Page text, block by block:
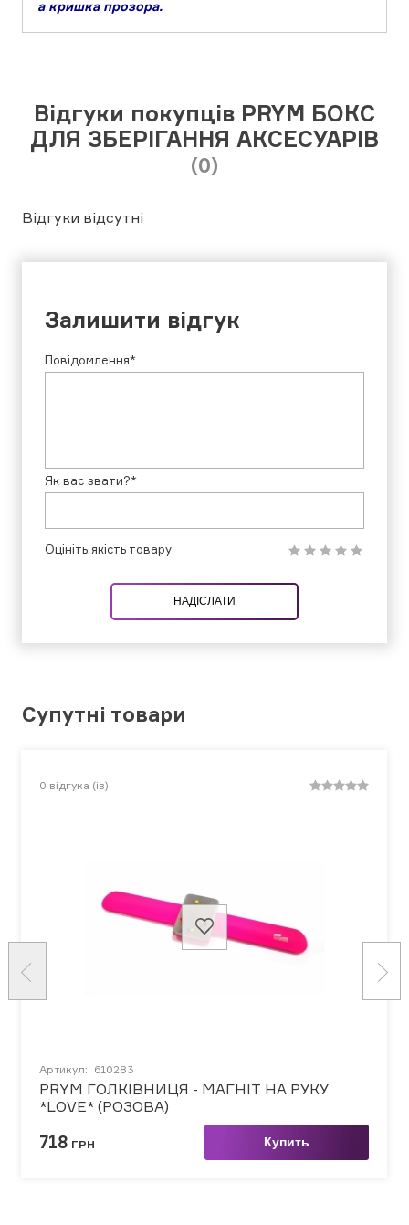
а кришка прозора.
Відгуки покупців PRYM БОКС
ДЛЯ ЗБЕРІГАННЯ АКСЕСУАРІВ
(0)
Відгуки відсутні
Залишити відгук
Повідомлення*
Як вас звати?*
Оцініть якість товару
НАДІСЛАТИ
Супутні товари
0 відгука (ів)
Артикул: 610283
PRYM ГОЛКІВНИЦЯ - МАГНІТ НА РУКУ
*LOVE* (РОЗОВА)
718 ГРН Купить